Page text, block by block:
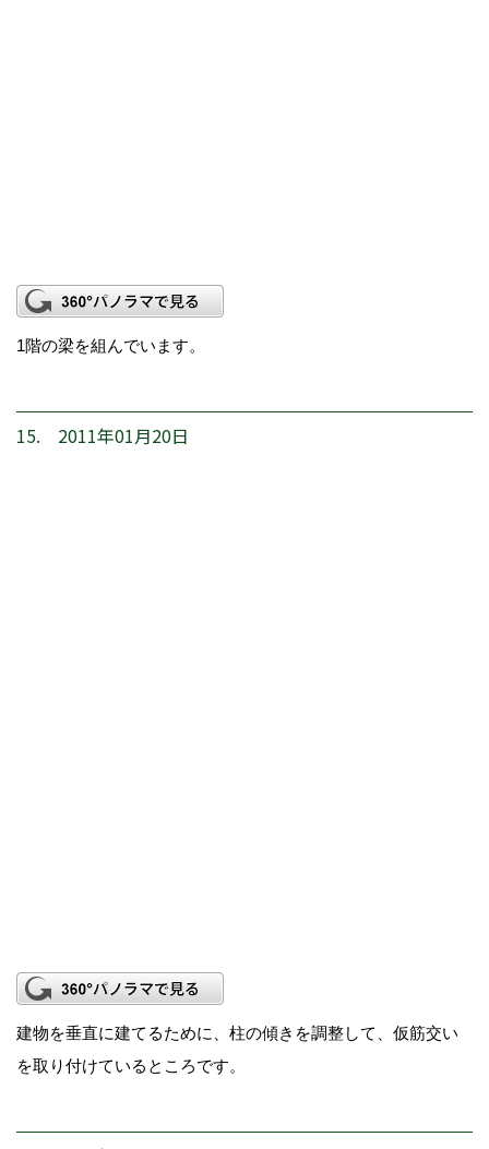
1階の梁を組んでいます。
15. 2011年01月20日
建物を垂直に建てるために、柱の傾きを調整して、仮筋交い
を取り付けているところです。